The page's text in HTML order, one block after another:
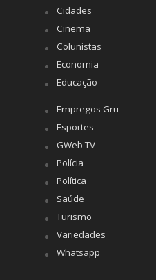
Cidades
Cinema
Colunistas
Economia
Educação
Empregos Gru
Esportes
GWeb TV
Polícia
Política
Saúde
Turismo
Variedades
Whatsapp